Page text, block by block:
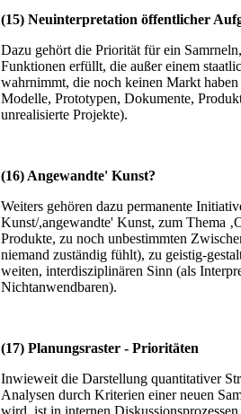
(15) Neuinterpretation öffentlicher
Dazu gehört die Priorität für ein
Funktionen erfüllt, die außer einem
wahrnimmt, die noch keinen Markt
Modelle, Prototypen, Dokumente,
unrealisierte Projekte).
(16) Angewandte' Kunst?
Weiters gehören dazu permanente
Kunst/,angewandte' Kunst, zum Thema
Produkte, zu noch unbestimmten
niemand zuständig fühlt), zu geistig-
weiten, interdisziplinären Sinn (als
Nichtanwendbaren).
(17) Planungsraster - Prioritäten
Inwieweit die Darstellung quantitativer
Analysen durch Kriterien einer neuen
wird, ist in internen